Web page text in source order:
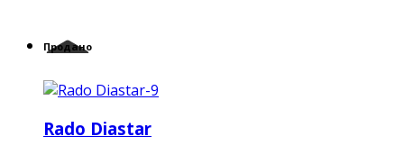
Продано
Rado Diastar